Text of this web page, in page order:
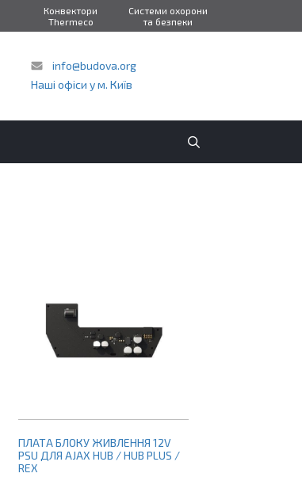
info@budova.org
Наші офіси у м. Київ
ПЛАТА БЛОКУ ЖИВЛЕННЯ 12V
PSU ДЛЯ AJAX HUB / HUB PLUS /
REX
Конвектори
Thermeco
Системи охорони
та безпеки